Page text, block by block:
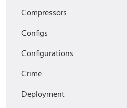
Compressors
Configs
Configurations
Crime
Deployment